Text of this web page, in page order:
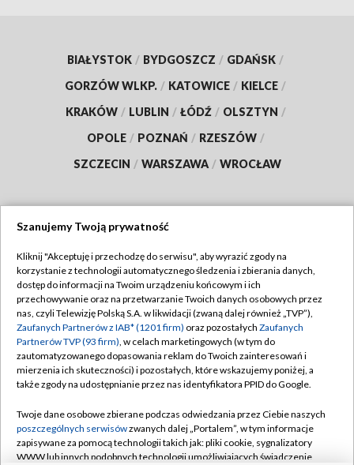
BIAŁYSTOK / BYDGOSZCZ / GDAŃSK /
GORZÓW WLKP. / KATOWICE / KIELCE /
KRAKÓW / LUBLIN / ŁÓDŹ / OLSZTYN /
OPOLE / POZNAŃ / RZESZÓW /
SZCZECIN / WARSZAWA / WROCŁAW
TVP
Abonament TVP
Emisja w TVP
Centrum informacji TVP
Naziemna Telewizja Cyfrowa
Rada Programowa
System NOS
Regulamin TVP
Polityka prywatności
Moje zgody
Pomoc
Kontakt
Szanujemy Twoją prywatność
Kliknij "Akceptuję i przechodzę do serwisu", aby wyrazić zgody na
korzystanie z technologii automatycznego śledzenia i zbierania danych,
dostęp do informacji na Twoim urządzeniu końcowym i ich
przechowywanie oraz na przetwarzanie Twoich danych osobowych przez
nas, czyli Telewizję Polską S.A. w likwidacji (zwaną dalej również „TVP”),
Zaufanych Partnerów z IAB* (1201 firm) oraz pozostałych Zaufanych
Partnerów TVP (93 firm), w celach marketingowych (w tym do
zautomatyzowanego dopasowania reklam do Twoich zainteresowań i
mierzenia ich skuteczności) i pozostałych, które wskazujemy poniżej, a
także zgody na udostępnianie przez nas identyfikatora PPID do Google.
Twoje dane osobowe zbierane podczas odwiedzania przez Ciebie naszych
poszczególnych serwisówzwanych dalej „Portalem”, w tym informacje
zapisywane za pomocą technologii takich jak: pliki cookie, sygnalizatory
WWW lub innych podobnych technologii umożliwiających świadczenie